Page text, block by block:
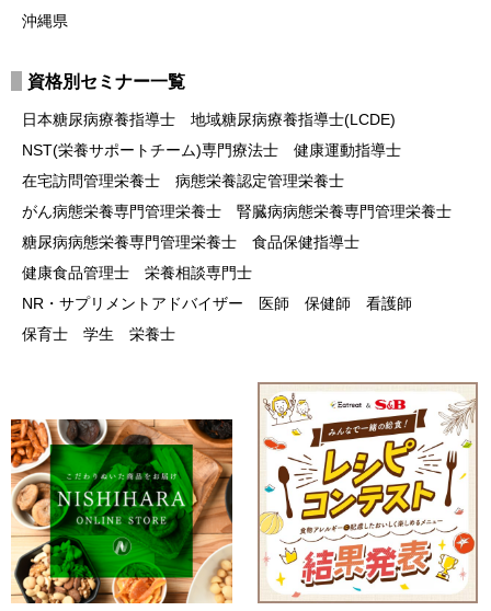
沖縄県
資格別セミナー一覧
日本糖尿病療養指導士
地域糖尿病療養指導士(LCDE)
NST(栄養サポートチーム)専門療法士
健康運動指導士
在宅訪問管理栄養士
病態栄養認定管理栄養士
がん病態栄養専門管理栄養士
腎臓病病態栄養専門管理栄養士
糖尿病病態栄養専門管理栄養士
食品保健指導士
健康食品管理士
栄養相談専門士
NR・サプリメントアドバイザー
医師 保健師
看護師
保育士
学生 栄養士